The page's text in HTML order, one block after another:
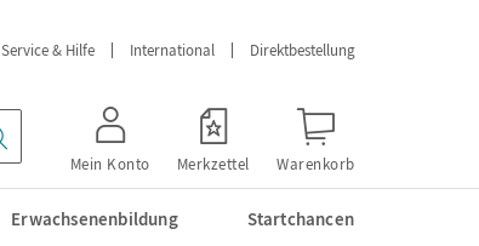
Service & Hilfe International Direktbestellung
Mein Konto Merkzettel Warenkorb
Erwachsenenbildung Startchancen